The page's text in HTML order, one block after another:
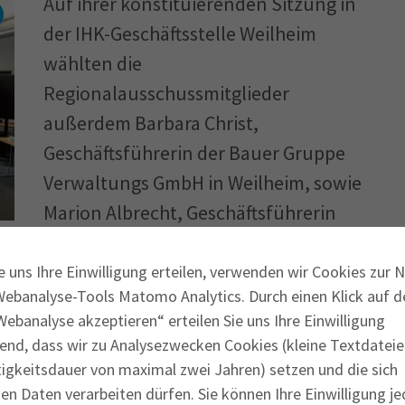
uns Ihre Einwilligung erteilen, verwenden wir Cookies zur
Tools Matomo Analytics. Durch einen Klick auf
akzeptieren“ erteilen Sie uns Ihre Einwilligung
dass wir zu Analysezwecken Cookies (kleine
von maximal zwei Jahren) setzen und die sich
Daten verarbeiten dürfen. Sie können Ihre Einwilligung
der IHK-Geschäftsstelle Weilheim
wählten die
Regionalausschussmitglieder
außerdem Barbara Christ,
Geschäftsführerin der Bauer Gruppe
Verwaltungs GmbH in Weilheim, sowie
Marion Albrecht, Geschäftsführerin
Schongau, zu stellvertretenden
vergangenen Wahlperiode dem IHK-
Mitgliedern. Die neue